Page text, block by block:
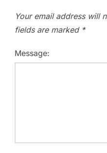
Your email address will
fields are marked *
Message: